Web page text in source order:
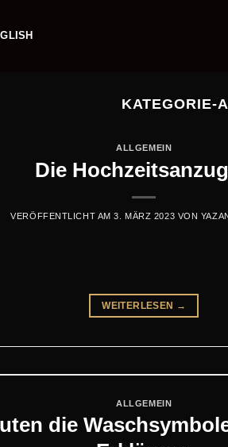
KATEGORIE-
ALLGEMEIN
Die
VERÖFFENTLICHT AM3. MÄRZ 2023 VON
WEITERLESEN →
ALLGEMEIN
die